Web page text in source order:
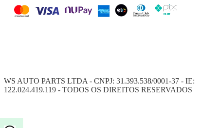
WS AUTO PARTS LTDA - CNPJ: 31.393.538/0001-37 - IE:
122.024.419.119 - TODOS OS DIREITOS RESERVADOS